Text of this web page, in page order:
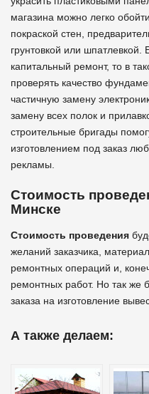
магазина можно легко
покраской стен,
грунтовкой или
капитальный ремонт, то в
проверять качество
частичную замену
замену всех полок и
строительные бригады
изготовлением под заказ
рекламы.
Стоимость
Минске
Стоимость проведения
желаний заказчика,
ремонтных операций и,
ремонтных работ. Но так же
заказа на изготовление
А также делаем: